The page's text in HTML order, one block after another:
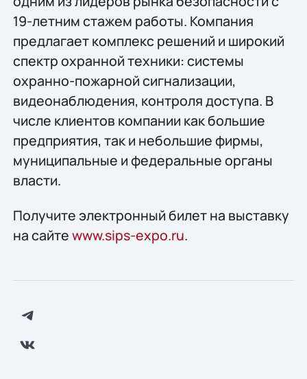
19-летним стажем работы. Компания
предлагает комплекс решений и широкий
спектр охранной техники: системы
охранно-пожарной сигнализации,
видеонаблюдения, контроля доступа. В
числе клиентов компании как большие
предприятия, так и небольшие фирмы,
муниципальные и федеральные органы
власти.
Получите электронный билет на выставку
на сайтеwww.sips-expo.ru.